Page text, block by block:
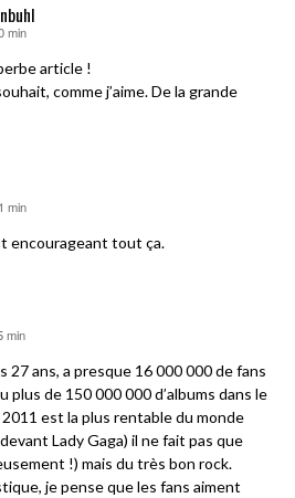
min
article !
comme j’aime. De la grande
min
encourageant tout ça.
min
27 ans, a presque 16 000 000 de fans
plus de 150 000 000 d’albums dans le
est la plus rentable du monde
Lady Gaga) il ne fait pas que
!) mais du très bon rock.
je pense que les fans aiment